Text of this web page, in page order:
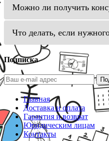
Можно ли получить
Что делать, если
Подписка
Главная
Доставка и оплата
Гарантия и возврат
Юридическим лицам
Контакты